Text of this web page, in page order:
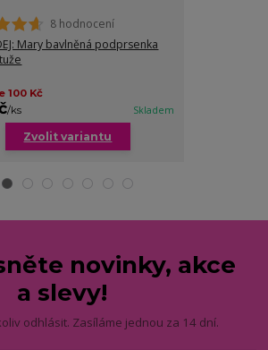
8 hodnocení
Mary bavlněná podprsenka
100 Kč
/ks Skladem
Zvolit variantu
novinky, akce
a slevy!
odhlásit. Zasíláme jednou za 14 dní.